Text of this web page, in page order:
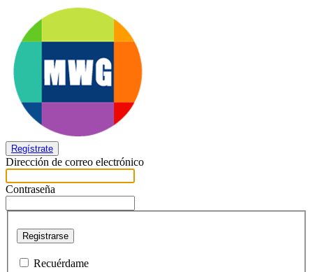
Regístrate
Dirección de correo electrónico
Contraseña
Registrarse
Recuérdame